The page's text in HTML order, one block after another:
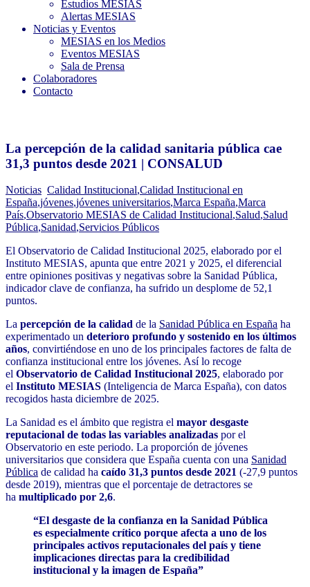
Estudios MESIAS
Alertas MESIAS
Noticias y Eventos
MESIAS en los Medios
Eventos MESIAS
Sala de Prensa
Colaboradores
Contacto
La percepción de la calidad sanitaria pública cae
31,3 puntos desde 2021 | CONSALUD
Noticias Calidad Institucional,Calidad Institucional en
España,jóvenes,jóvenes universitarios,Marca España,Marca
País,Observatorio MESIAS de Calidad Institucional,Salud,Salud
Pública,Sanidad,Servicios Públicos
El Observatorio de Calidad Institucional 2025, elaborado por el
Instituto MESIAS, apunta que entre 2021 y 2025, el diferencial
entre opiniones positivas y negativas sobre la Sanidad Pública,
indicador clave de confianza, ha sufrido un desplome de 52,1
puntos.
La percepción de la calidad de la Sanidad Pública en España ha
experimentado un deterioro profundo y sostenido en los últimos
años, convirtiéndose en uno de los principales factores de falta de
confianza institucional entre los jóvenes. Así lo recoge
el Observatorio de Calidad Institucional 2025, elaborado por
el Instituto MESIAS (Inteligencia de Marca España), con datos
recogidos hasta diciembre de 2025.
La Sanidad es el ámbito que registra el mayor desgaste
reputacional de todas las variables analizadas por el
Observatorio en este periodo. La proporción de jóvenes
universitarios que considera que España cuenta con una Sanidad
Pública de calidad ha caído 31,3 puntos desde 2021 (-27,9 puntos
desde 2019), mientras que el porcentaje de detractores se
ha multiplicado por 2,6.
“El desgaste de la confianza en la Sanidad Pública
es especialmente crítico porque afecta a uno de los
principales activos reputacionales del país y tiene
implicaciones directas para la credibilidad
institucional y la imagen de España”